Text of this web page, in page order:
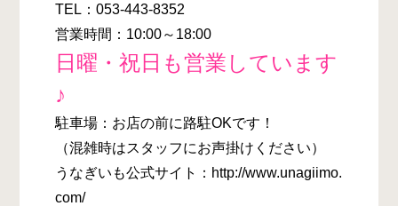
TEL：053-443-8352
営業時間：10:00～18:00
日曜・祝日も営業しています
♪
駐車場：お店の前に路駐OKです！
（混雑時はスタッフにお声掛けください）
うなぎいも公式サイト：http://www.unagiimo.
com/